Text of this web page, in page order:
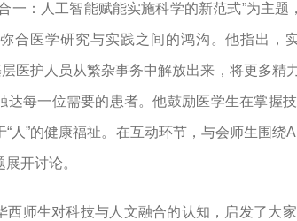
一：人工智能赋能实施科学的新范式”为主
合医学研究与实践之间的鸿沟。他指出，
层医护人员从繁杂事务中解放出来，将更多
达每一位需要的患者。他鼓励医学生在掌握
人”的健康福祉。在互动环节，与会师生围绕
开讨论。
西师生对科技与人文融合的认知，启发了大